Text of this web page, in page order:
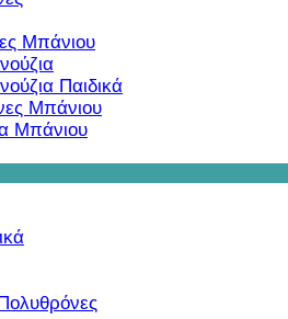
Μπάνιου
Παιδικά
Μπάνιου
Μπάνιου